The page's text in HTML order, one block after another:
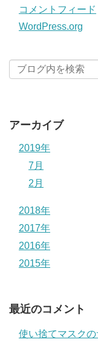
コメントフィード
WordPress.org
アーカイブ
2019年
7月
2月
2018年
2017年
2016年
2015年
最近のコメント
使い捨てマスク